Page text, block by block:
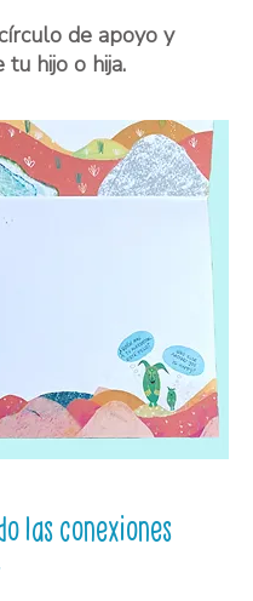
de apoyo y
tu hijo o hija.
las conexiones